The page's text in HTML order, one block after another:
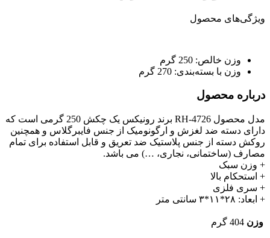
ویژگی‌های محصول
وزن خالص: 250 گرم
وزن با بسته‌بندی: 270 گرم
درباره محصول
مدل محصول RH-4726 برند رونیکس یک چکش 250 گرمی است که
دارای دسته ضد لغزش و ارگونومیک از جنس فایبرگلاس و همچنین
روکش دسته از جنس پلاستیک ضد تعریق و قابل استفاده برای تمام
مصارف (ساختمانی، نجاری، …) می باشد.
+ وزن سبک
+ استحکام بالا
+ سری فلزی
+ ابعاد: ۲۸*۱۱*۳ سانتی متر
وزن 404 گرم